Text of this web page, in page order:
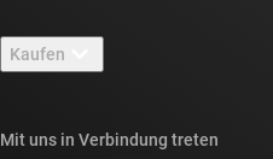
Newsroom
Veranstaltungen
TI E2E™-Design-Support-Foren
Querverweis-Suche
Kaufen
Mit uns in Verbindung treten